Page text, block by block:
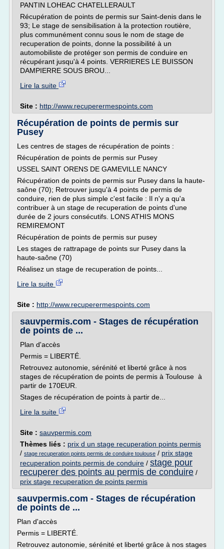
PANTIN LOHEAC CHATELLERAULT
Récupération de points de permis sur Saint-denis dans le
93; Le stage de sensibilisation à la protection routière,
plus communément connu sous le nom de stage de
recuperation de points, donne la possibilité à un
automobiliste de protéger son permis de conduire en
récupérant jusqu'à 4 points. VERRIERES LE BUISSON
DAMPIERRE SOUS BROU...
Lire la suite
Site : http://www.recuperermespoints.com
Récupération de points de permis sur
Pusey
Les centres de stages de récupération de points :
Récupération de points de permis sur Pusey
USSEL SAINT ORENS DE GAMEVILLE NANCY
Récupération de points de permis sur Pusey dans la haute-
saône (70); Retrouver jusqu'à 4 points de permis de
conduire, rien de plus simple c'est facile : Il n'y a qu'a
contribuer à un stage de recuperation de points d'une
durée de 2 jours consécutifs. LONS ATHIS MONS
REMIREMONT
Récupération de points de permis sur pusey
Les stages de rattrapage de points sur Pusey dans la
haute-saône (70)
Réalisez un stage de recuperation de points...
Lire la suite
Site : http://www.recuperermespoints.com
sauvpermis.com - Stages de récupération
de points de ...
Plan d'accès
Permis = LIBERTÉ.
Retrouvez autonomie, sérénité et liberté grâce à nos
stages de récupération de points de permis à Toulouse à
partir de 170EUR.
Stages de récupération de points à partir de...
Lire la suite
Site : sauvpermis.com
Thèmes liés : prix d un stage recuperation points permis
/ stage recuperation points permis de conduire toulouse / prix stage
recuperation points permis de conduire / stage pour
recuperer des points au permis de conduire /
prix stage recuperation de points permis
sauvpermis.com - Stages de récupération
de points de ...
Plan d'accès
Permis = LIBERTÉ.
Retrouvez autonomie, sérénité et liberté grâce à nos stages